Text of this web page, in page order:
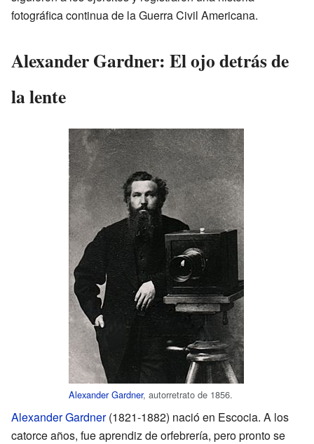
fotográfica continua de la Guerra Civil Americana.
Alexander Gardner: El ojo detrás de
la lente
Alexander Gardner, autorretrato de 1856.
Alexander Gardner(1821-1882) nació en Escocia. A los
catorce años, fue aprendiz de orfebrería, pero pronto se